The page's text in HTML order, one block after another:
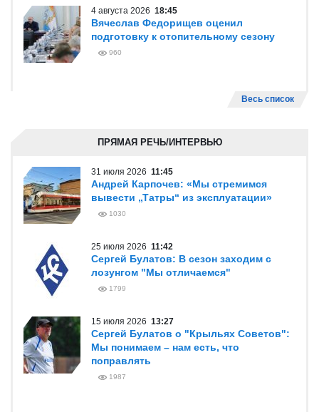
4 августа 2026 18:45
Вячеслав Федорищев оценил
подготовку к отопительному сезону
960
Весь список
ПРЯМАЯ РЕЧЬ/ИНТЕРВЬЮ
31 июля 2026 11:45
Андрей Карпочев: «Мы стремимся
вывести „Татры“ из эксплуатации»
1030
25 июля 2026 11:42
Сергей Булатов: В сезон заходим с
лозунгом "Мы отличаемся"
1799
15 июля 2026 13:27
Сергей Булатов о "Крыльях Советов":
Мы понимаем – нам есть, что
поправлять
1987